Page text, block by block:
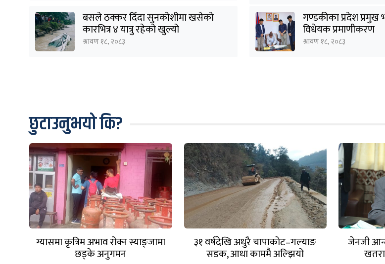
बसले ठक्कर दिँदा सुनकोशीमा खसेकाे
कारभित्र ४ यात्रु रहेको खुल्यो
श्रावण १८, २०८३
गण्डकीका प्रदेश प्रमुख
विधेयक प्रमाणीकरण
श्रावण १८, २०८३
छुटाउनुभयो कि?
ग्यासमा कृत्रिम अभाव रोक्न स्याङ्जामा
छड्के अनुगमन
३१ वर्षदेखि अधुरै चापाकोट–गल्याङ
सडक, आधा काममै अल्झियो
जेनजी